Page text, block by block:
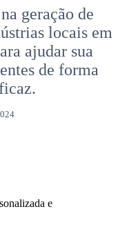
geração de
locais em
ajudar sua
de forma
e